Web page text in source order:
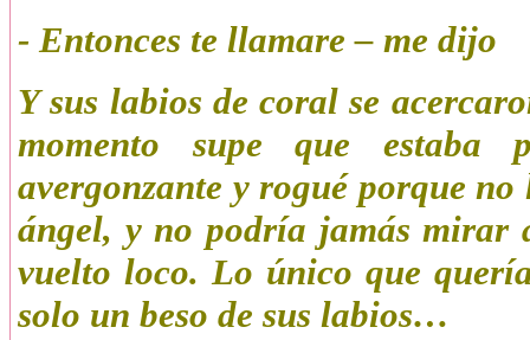
- Entonces te llamare – me dijo
Y sus labios de coral se
momento supe que estaba
avergonzante y rogué porque
ángel, y no podría jamás mirar
vuelto loco. Lo único que
solo un beso de sus labios…